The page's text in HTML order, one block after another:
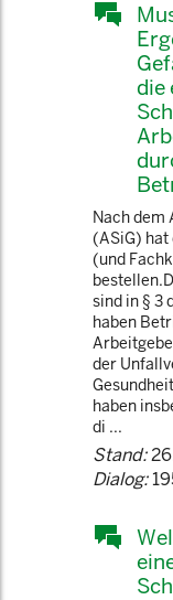
die
Nach dem
(ASiG)
(und
sind in § 3
haben
der
haben
di ...
Stand:
Dialog: